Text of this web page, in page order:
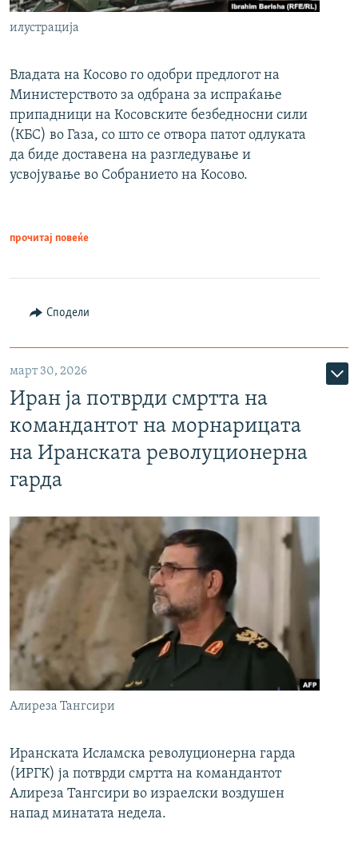
илустрација
Владата на Косово го одобри предлогот на
Министерството за одбрана за испраќање
припадници на Косовските безбедносни сили
(КБС) во Газа, со што се отвора патот одлуката
да биде доставена на разгледување и
усвојување во Собранието на Косово.
прочитај повеќе
Сподели
март 30, 2026
Иран ја потврди смртта на
командантот на морнарицата
на Иранската револуционерна
гарда
Алиреза Тангсири
Иранската Исламска револуционерна гарда
(ИРГК) ја потврди смртта на командантот
Алиреза Тангсири во израелски воздушен
напад минатата недела.